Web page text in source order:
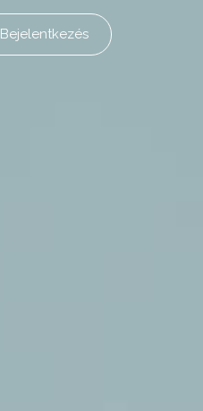
Bejelentkezés